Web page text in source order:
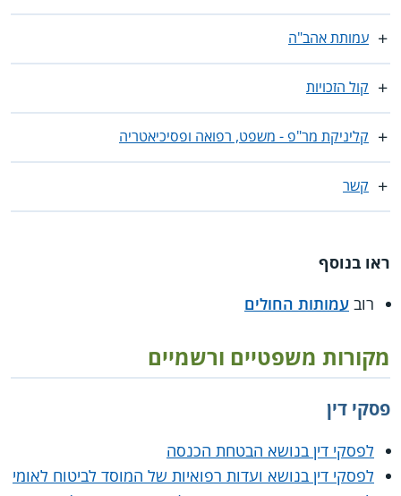
עמותת אהב"ה
קול הזכויות
קליניקת מר"פ - משפט, רפואה ופסיכיאטריה
קשר
ראו בנוסף
רוב עמותות החולים
מקורות משפטיים ורשמיים
פסקי דין
לפסקי דין בנושא הבטחת הכנסה
לפסקי דין בנושא ועדות רפואיות של המוסד לביטוח לאומי